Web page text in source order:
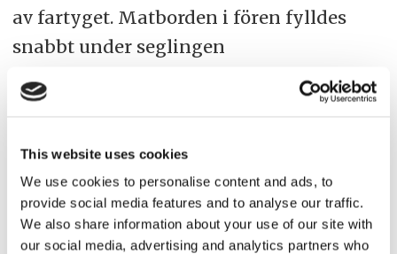
This website uses cookies
We use cookies to personalise content and ads, to
provide social media features and to analyse our traffic.
We also share information about your use of our site with
our social media, advertising and analytics partners who
av fartyget. Matborden i fören fylldes
snabbt under seglingen
Sjöfartstidningen medverkade på.
inte katamaraner passagerarutrymmen
längst fram i fartyget men det är ju där
folk vill vara, säger John Steen–
Mikkelsen som rekryterat personal från